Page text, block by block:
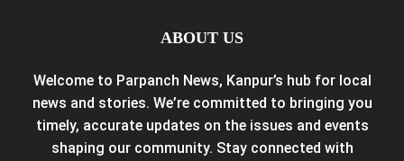
ABOUT US
Welcome to Parpanch News, Kanpur’s hub for local
news and stories. We’re committed to bringing you
timely, accurate updates on the issues and events
shaping our community. Stay connected with